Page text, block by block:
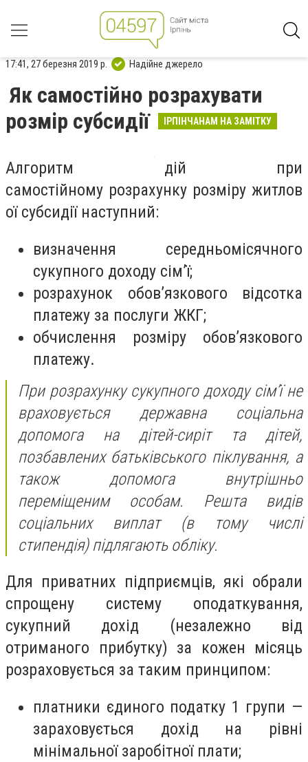
17:41, 27 березня 2019 р. Надійне джерело
Як самостійно розрахувати
розмір субсидії
ІРПІНЧАНАМ НА ЗАМІТКУ
Алгоритм дій при
самостійному розрахунку розміру житлов
ої субсидії наступний:
визначення середньомісячного
сукупного доходу сім’ї;
розрахунок обов’язкового відсотка
платежу за послуги ЖКГ;
обчислення розміру обов’язкового
платежу.
При розрахунку сукупного доходу сім’їне
враховується державна соціальна
допомога на дітей-сиріт та дітей,
позбавлених батьківського піклування, а
також допомога внутрішньо
переміщеним особам. Решта видів
соціальних виплат (в тому
числі
стипендія) підлягають обліку.
Для приватних підприємців, які обрали
спрощену систему оподаткування,
сукупний дохід (незалежно від
отриманого прибутку) за кожен місяць
розраховується за таким принципом:
платники єдиного податку 1 групи —
зараховується дохід на рівні
мінімальної заробітної плати;